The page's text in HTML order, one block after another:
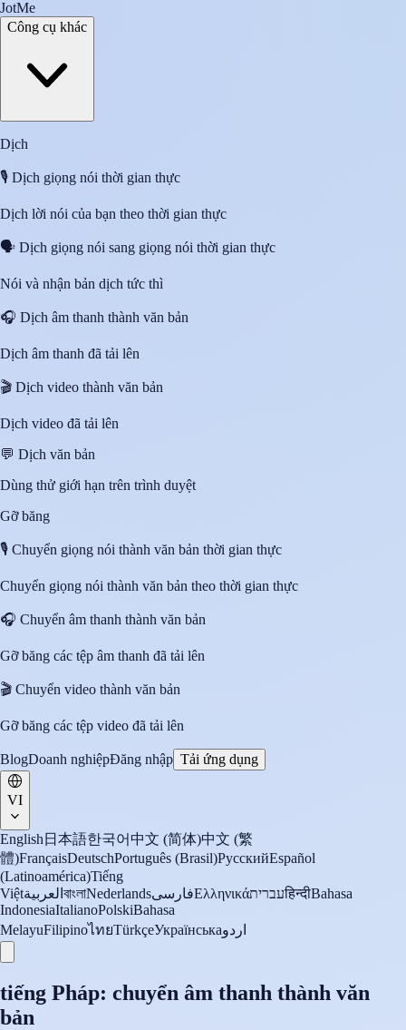
JotMe
Công cụ khác
Dịch
🎙️ Dịch giọng nói thời gian thực
Dịch lời nói của bạn theo thời gian thực
🗣️ Dịch giọng nói sang giọng nói thời gian thực
Nói và nhận bản dịch tức thì
🎧 Dịch âm thanh thành văn bản
Dịch âm thanh đã tải lên
🎬 Dịch video thành văn bản
Dịch video đã tải lên
💬 Dịch văn bản
Dùng thử giới hạn trên trình duyệt
Gỡ băng
🎙️ Chuyển giọng nói thành văn bản thời gian thực
Chuyển giọng nói thành văn bản theo thời gian thực
🎧 Chuyển âm thanh thành văn bản
Gỡ băng các tệp âm thanh đã tải lên
🎬 Chuyển video thành văn bản
Gỡ băng các tệp video đã tải lên
BlogDoanh nghiệpĐăng nhập Tải ứng dụng
VI
English 日本語한국어中文 (简体)中文 (繁
體)FrançaisDeutschPortuguês (Brasil)РусскийEspañol
(Latinoamérica)Tiếng
Việtالعربية বাংলাNederlandsفارسیΕλληνικάעבריתहिन्दीBahasa
IndonesiaItalianoPolskiBahasa
MelayuFilipinoไทยTürkçeУкраїнськаاردو
tiếng Pháp: chuyển âm thanh thành văn
bản